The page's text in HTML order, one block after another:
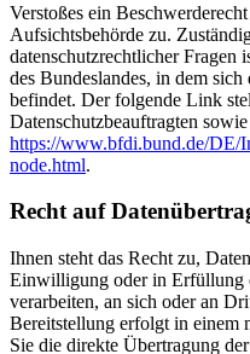
Verstoßes ein
Aufsichtsbehörde zu.
datenschutzrechtlicher Fragen
des Bundeslandes, in dem
befindet. Der folgende Link
Datenschutzbeauftragten
https://www.bfdi.bund.de/DE/
node.html.
Recht auf
Ihnen steht das Recht zu,
Einwilligung oder in Erfüllung
verarbeiten, an sich oder an
Bereitstellung erfolgt in einem
Sie die direkte Übertragung